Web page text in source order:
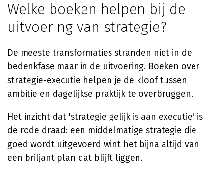
Welke boeken helpen bij de
uitvoering van strategie?
De meeste transformaties stranden niet in de
bedenkfase maar in de uitvoering. Boeken over
strategie-executie helpen je de kloof tussen
ambitie en dagelijkse praktijk te overbruggen.
Het inzicht dat 'strategie gelijk is aan executie' is
de rode draad: een middelmatige strategie die
goed wordt uitgevoerd wint het bijna altijd van
een briljant plan dat blijft liggen.